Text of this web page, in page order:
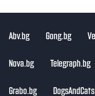
Abv.bg Gong.bg
Nova.bg Telegraph.bg
Grabo.bg